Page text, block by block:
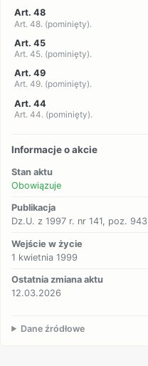
Art. 48
Art. 48. (pominięty).
Art. 45
Art. 45. (pominięty).
Art. 49
Art. 49. (pominięty).
Art. 44
Art. 44. (pominięty).
Informacje o akcie
Stan aktu
Obowiązuje
Publikacja
Dz.U. z 1997 r. nr 141, poz. 943
Wejście w życie
1 kwietnia 1999
Ostatnia zmiana aktu
12.03.2026
Dane źródłowe